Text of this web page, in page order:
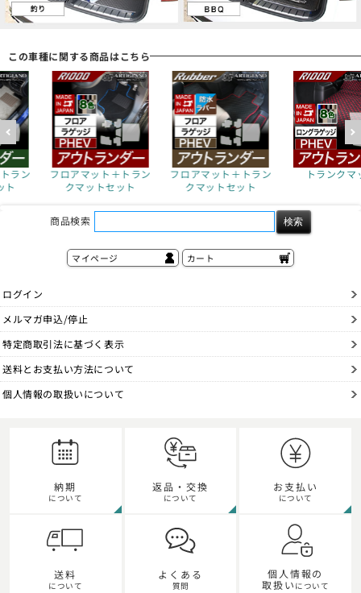
この車種に関する商品はこちら
トラン
ット
フロアマット＋トラン
クマットセット
トランクマット トラン
商品検索
マイページ カート
ログイン
メルマガ申込/停止
特定商取引法に基づく表示
送料とお支払い方法について
個人情報の取扱いについて
納期
について
返品・交換
について
お支払い
について
送料
について
よくある
質問
個人情報の
取扱い について